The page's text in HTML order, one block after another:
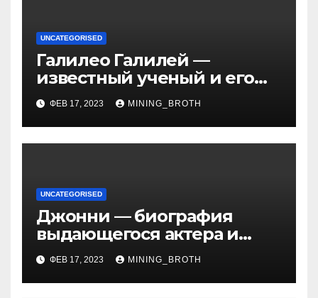
UNCATEGORISED
Галилео Галилей —
известный ученый и его
открытия — краткая
биография, достижения и
вклад в науку
ФЕВ 17, 2023 MINING_BROTH
UNCATEGORISED
Джонни — биография
выдающегося актера и
талантливого певца, чья
артистичность захватывает
миллионы сердец
ФЕВ 17, 2023 MINING_BROTH